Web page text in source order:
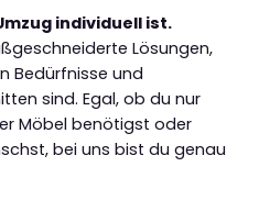
individuell ist.
Lösungen,
Bedürfnisse und
sind. Egal, ob du nur
Möbel benötigst oder
bei uns bist du genau